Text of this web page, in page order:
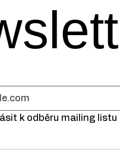
k odběru mailing listu